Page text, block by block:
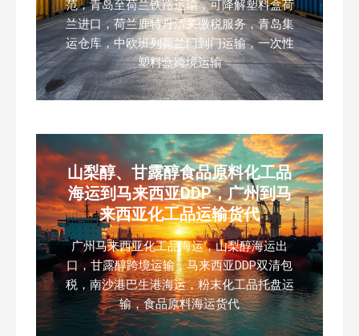
范，青岛至荷兰铁路运输，可降解塑料盒荷
兰进口，荷兰鹿特丹清关缴税服务，青岛集
运仓库，中欧班列荷兰门到门运输，一次性
塑料盒跨境运输
山梨醇、甘露醇食品原料化工品
海运到马来西亚DDP，广州到马
来西亚化工品运输货代
广州马来西亚化工品海运，山梨醇海运出
口，甘露醇跨境运输，马来西亚DDP双清包
税，南沙港巴生港海运，粉末化工品托盘运
输，食品原料海运货代